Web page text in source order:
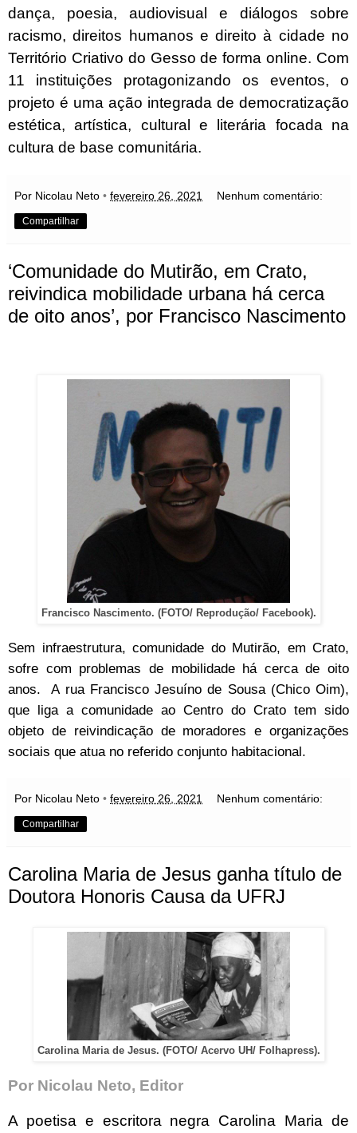
dança, poesia, audiovisual e diálogos sobre
racismo, direitos humanos e direito à cidade no
Território Criativo do Gesso de forma online. Com
11 instituições protagonizando os eventos, o
projeto é uma ação integrada de democratização
estética, artística, cultural e literária focada na
cultura de base comunitária.
Por Nicolau Neto • fevereiro 26, 2021 Nenhum comentário:
Compartilhar
‘Comunidade do Mutirão, em Crato,
reivindica mobilidade urbana há cerca
de oito anos’, por Francisco Nascimento
Francisco Nascimento. (FOTO/ Reprodução/ Facebook).
Sem infraestrutura, comunidade do Mutirão, em Crato,
sofre com problemas de mobilidade há cerca de oito
anos.
A rua Francisco Jesuíno de Sousa (Chico Oim),
que liga a comunidade ao Centro do Crato tem sido
objeto de reivindicação de moradores e organizações
sociais que atua no referido conjunto habitacional.
Por Nicolau Neto • fevereiro 26, 2021 Nenhum comentário:
Compartilhar
Carolina Maria de Jesus ganha título de
Doutora Honoris Causa da UFRJ
Carolina Maria de Jesus. (FOTO/ Acervo UH/ Folhapress).
Por Nicolau Neto, Editor
A poetisa e escritora negra Carolina Maria de